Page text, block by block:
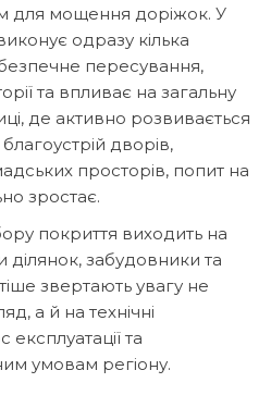
для мощення доріжок. У
одразу кілька
пересування,
та впливає на загальну
де активно розвивається
дворів,
просторів, попит на
зростає.
покриття виходить на
забудовники та
звертають увагу не
а й на технічні
та
умовам регіону.